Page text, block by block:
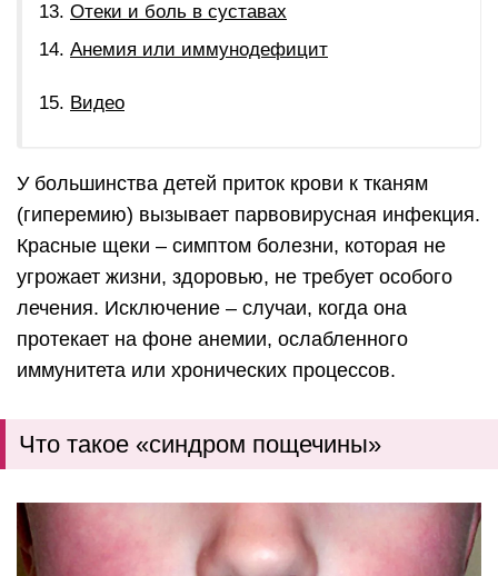
Отеки и боль в суставах
Анемия или иммунодефицит
Видео
У большинства детей приток крови к тканям
(гиперемию) вызывает парвовирусная инфекция.
Красные щеки – симптом болезни, которая не
угрожает жизни, здоровью, не требует особого
лечения. Исключение – случаи, когда она
протекает на фоне анемии, ослабленного
иммунитета или хронических процессов.
Что такое «синдром пощечины»